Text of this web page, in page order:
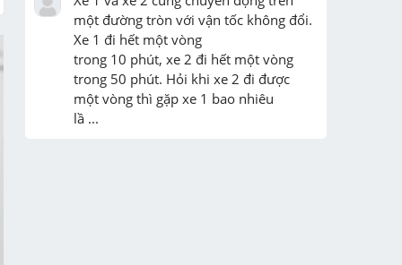
một đường tròn với vận tốc không đổi.
Xe 1 đi hết một vòng
trong 10 phút, xe 2 đi hết một vòng
trong 50 phút. Hỏi khi xe 2 đi được
một vòng thì gặp xe 1 bao nhiêu
lầ ...